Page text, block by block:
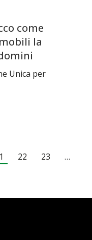
come
la
Unica per
22 23
…